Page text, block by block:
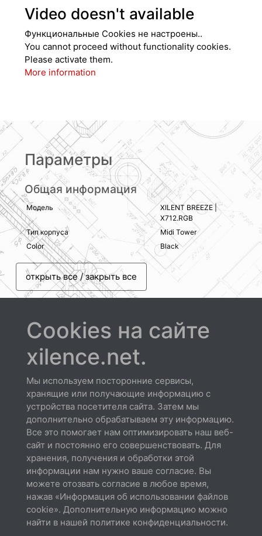
Video doesn't available
Функциональные Cookies не настроены..
You cannot proceed without functionality cookies.
Please activate them.
More information
Параметры
Общая информация
Модель
XILENT BREEZE |
X712.RGB
Тип корпуса
Midi Tower
Color
Black
открыть все / закрыть все
Скачать
Спецификации
Скачать
Cookies на сайте
xilence.net.
Мы используем посторонние сервисы,
хранящие или получающие информацию с
устройства посетителя сайта. Затем мы
дополнительно обрабатываем эту информацию.
Все это помогает нам оптимизировать наш веб-
сайт и постоянно его совершенствовать. Для
хранения, получения и обработки этой
информации нам нужно ваше согласие. Вы
можете отозвать согласие в любое время,
нажав «Информация об использовании файлов
cookie». Дополнительную информацию можно
найти в нашей политике конфиденциальности.